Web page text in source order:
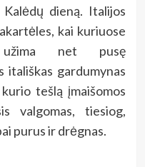
dieną. Italijos
kai kuriuose
užima net pusę
itališkas gardumynas
tešlą įmaišomos
valgomas, tiesiog,
purus ir drėgnas.